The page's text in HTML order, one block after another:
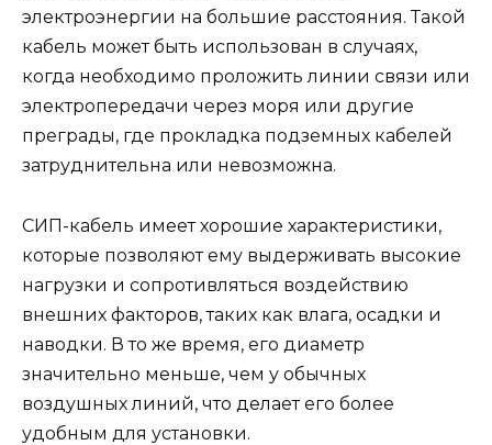
электроэнергии на большие расстояния. Такой
кабель может быть использован в случаях,
когда необходимо проложить линии связи или
электропередачи через моря или другие
преграды, где прокладка подземных кабелей
затруднительна или невозможна.
СИП-кабель имеет хорошие характеристики,
которые позволяют ему выдерживать высокие
нагрузки и сопротивляться воздействию
внешних факторов, таких как влага, осадки и
наводки. В то же время, его диаметр
значительно меньше, чем у обычных
воздушных линий, что делает его более
удобным для установки.